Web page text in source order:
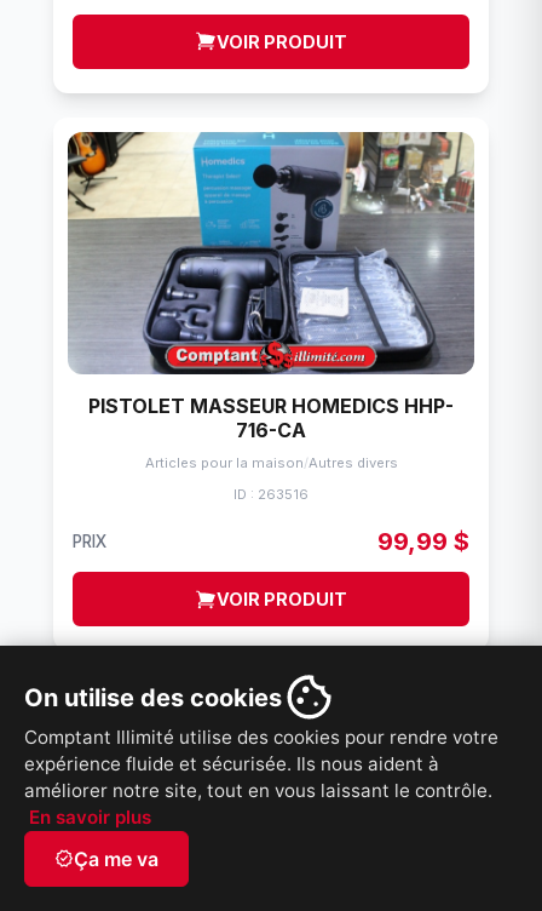
On utilise des cookies
Comptant Illimité utilise des cookies pour rendre votre
expérience fluide et sécurisée. Ils nous aident à
améliorer notre site, tout en vous laissant le contrôle.
En savoir plus
verifiedÇa me va
VOIR PRODUIT
PISTOLET MASSEUR HOMEDICS HHP-
716-CA
Articles pour la maison/Autres divers
ID : 263516
PRIX 99,99 $
VOIR PRODUIT
French